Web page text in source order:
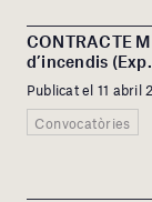
CONTRACTE
d’incendis
Publicat el 11 abril
Convocatòries